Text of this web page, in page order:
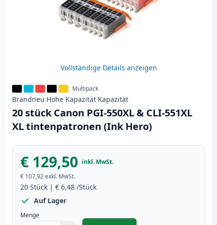
Vollständige Details anzeigen
Multipack
Brandneu Hohe Kapazität Kapazität
20 stück Canon PGI-550XL & CLI-551XL
XL tintenpatronen (Ink Hero)
€ 129,50 inkl. MwSt.
€ 107,92exkl. MwSt.
20 Stück | € 6,48 /Stück
Auf Lager
Menge